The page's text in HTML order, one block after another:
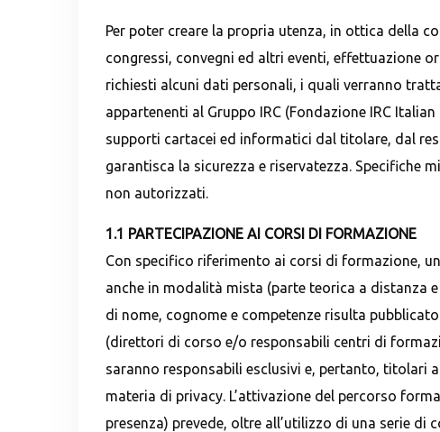
Per poter creare la propria utenza, in ottica della
congressi, convegni ed altri eventi, effettuazione
richiesti alcuni dati personali, i quali verranno
appartenenti al Gruppo IRC (Fondazione IRC
supporti cartacei ed informatici dal titolare, dal
garantisca la sicurezza e riservatezza. Specifiche
non autorizzati.
1.1 PARTECIPAZIONE AI CORSI DI FORMAZIONE
Con specifico riferimento ai corsi di formazione,
anche in modalità mista (parte teorica a
di nome, cognome e competenze risulta
(direttori di corso e/o responsabili centri di
saranno responsabili esclusivi e, pertanto,
materia di privacy. L’attivazione del percorso
presenza) prevede, oltre all’utilizzo di una serie